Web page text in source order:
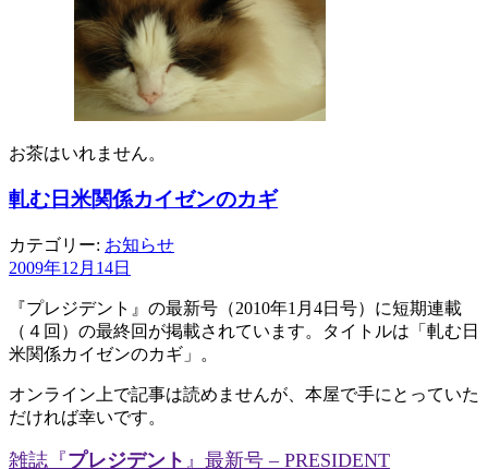
お茶はいれません。
軋む日米関係カイゼンのカギ
カテゴリー: お知らせ
2009年12月14日
『プレジデント』の最新号（2010年1月4日号）に短期連載
（４回）の最終回が掲載されています。タイトルは「軋む日
米関係カイゼンのカギ」。
オンライン上で記事は読めませんが、本屋で手にとっていた
だければ幸いです。
雑誌『プレジデント 』最新号 – PRESIDENT